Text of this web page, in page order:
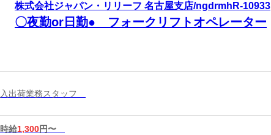
株式会社ジャパン・リリーフ 名古屋支店/ngdrmhR-10933
〇夜勤or日勤● フォークリフトオペレーター
入出荷業務スタッフ
時給1,300円〜